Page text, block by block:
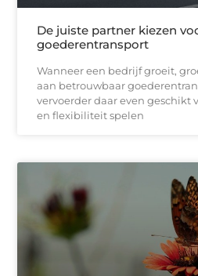
De juiste partner kiezen
goederentransport
Wanneer een bedrijf groeit,
aan betrouwbaar
vervoerder daar even geschikt
en flexibiliteit spelen